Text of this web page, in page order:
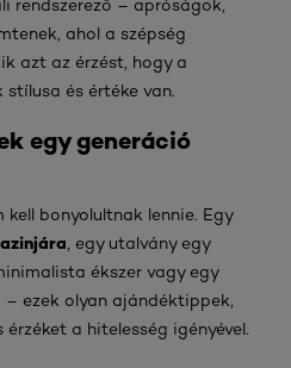
rendszerező – apróságok,
ahol a szépség
azt az érzést, hogy a
és értéke van.
egy generáció
bonyolultnak lennie. Egy
, egy utalvány egy
ékszer vagy egy
ezek olyan ajándéktippek,
a hitelesség igényével.